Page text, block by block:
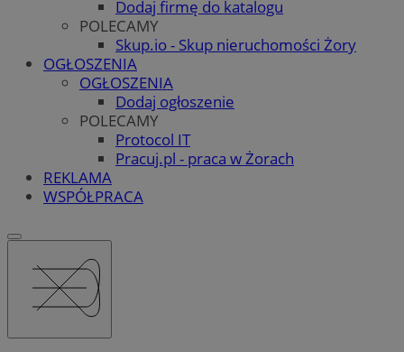
Dodaj firmę do katalogu
POLECAMY
Skup.io - Skup nieruchomości Żory
OGŁOSZENIA
OGŁOSZENIA
Dodaj ogłoszenie
POLECAMY
Protocol IT
Pracuj.pl - praca w Żorach
REKLAMA
WSPÓŁPRACA